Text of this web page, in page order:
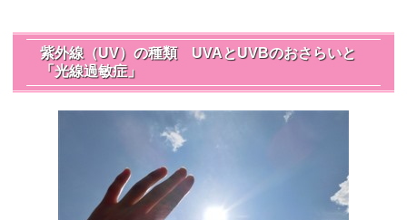
紫外線（UV）の種類 UVAとUVBのおさらいと
「光線過敏症」